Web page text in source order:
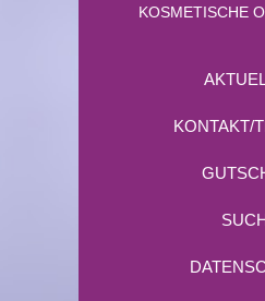
KOSMETISCHE
KONTAKT/